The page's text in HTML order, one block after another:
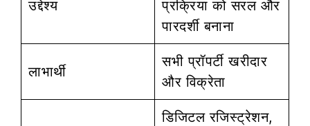
उद्देश्य
प्रक्रिया को सरल और
पारदर्शी बनाना
लाभार्थी
सभी प्रॉपर्टी खरीदार
और विक्रेता
डिजिटल रजिस्ट्रेशन,